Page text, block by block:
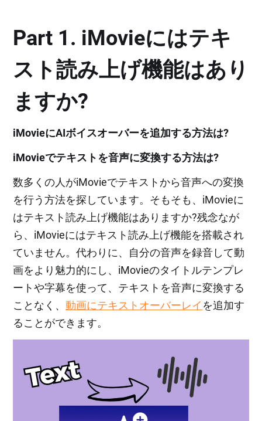
Part 1. iMovieにはテキ
スト読み上げ機能はあり
ますか?
iMovieにAIボイスオーバーを追加する方法は?
iMovieでテキストを音声に変換する方法は?
数多くの人がiMovieでテキストから音声への変換
を行う方法を探しています。そもそも、iMovieに
はテキスト読み上げ機能はありますか?残念なが
ら、iMovieにはテキスト読み上げ機能を搭載され
ていません。代わりに、自分の音声を録音して動
画をより魅力的にし、iMovieのタイトルテンプレ
ートや字幕を使って、テキストを音声に変換する
ことなく、動画にテキストオーバーレイ を追加す
ることができます。